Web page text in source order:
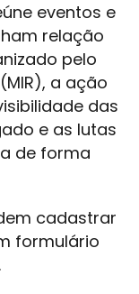
eventos e
relação
pelo
a ação
das
e as lutas
de forma
cadastrar
formulário